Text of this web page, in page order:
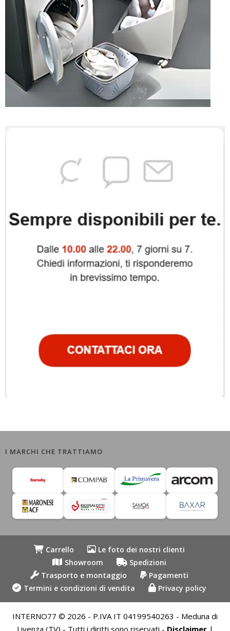
I MARCHI CHE TRATTIAMO
Carrello
Le foto dei nostri clienti
Showroom
Spedizioni
Trasporto e montaggio
Pagamenti
Termini e condizioni di vendita
Privacy policy
INTERNO77 © 2026 - P.IVA IT 04199540263 - Meduna di